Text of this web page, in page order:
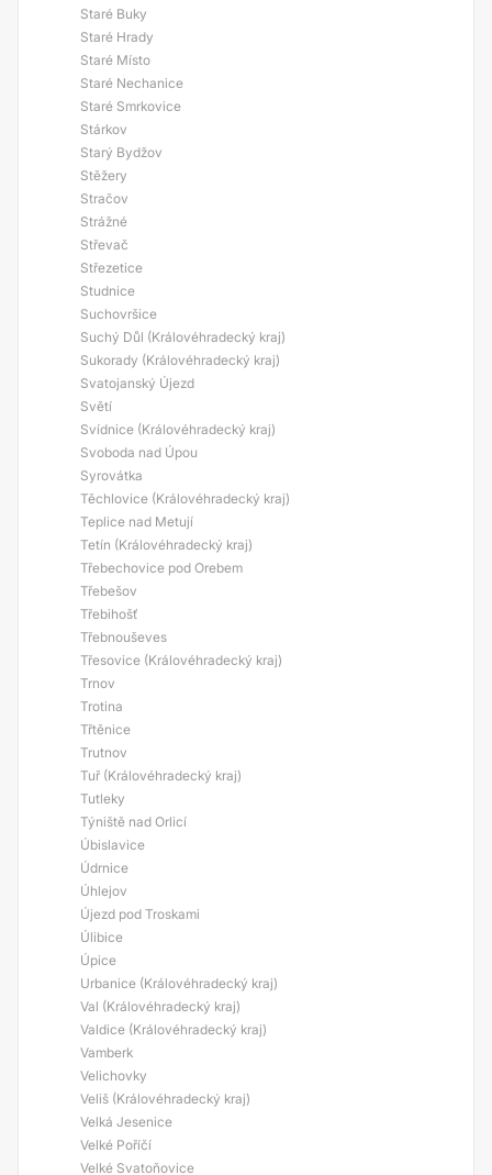
Staré Buky
Staré Hrady
Staré Místo
Staré Nechanice
Staré Smrkovice
Stárkov
Starý Bydžov
Stěžery
Stračov
Strážné
Střevač
Střezetice
Studnice
Suchovršice
Suchý Důl (Královéhradecký kraj)
Sukorady (Královéhradecký kraj)
Svatojanský Újezd
Světí
Svídnice (Královéhradecký kraj)
Svoboda nad Úpou
Syrovátka
Těchlovice (Královéhradecký kraj)
Teplice nad Metují
Tetín (Královéhradecký kraj)
Třebechovice pod Orebem
Třebešov
Třebihošť
Třebnouševes
Třesovice (Královéhradecký kraj)
Trnov
Trotina
Třtěnice
Trutnov
Tuř (Královéhradecký kraj)
Tutleky
Týniště nad Orlicí
Úbislavice
Údrnice
Úhlejov
Újezd pod Troskami
Úlibice
Úpice
Urbanice (Královéhradecký kraj)
Val (Královéhradecký kraj)
Valdice (Královéhradecký kraj)
Vamberk
Velichovky
Veliš (Královéhradecký kraj)
Velká Jesenice
Velké Poříčí
Velké Svatoňovice